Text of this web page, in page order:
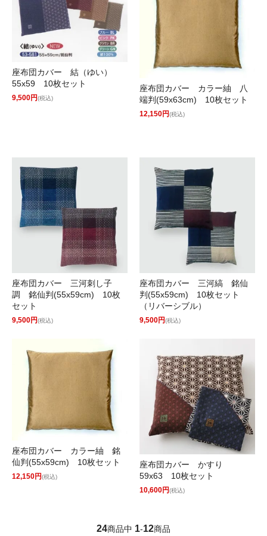
座布団カバー 結（ゆい）
55x59 10枚セット
9,500円(税込)
座布団カバー カラー紬 八
端判(59x63cm) 10枚セット
12,150円(税込)
座布団カバー 三河刺し子
調 銘仙判(55x59cm) 10枚
セット
9,500円(税込)
座布団カバー 三河縞 銘仙
判(55x59cm) 10枚セット
（リバーシブル）
9,500円(税込)
座布団カバー カラー紬 銘
仙判(55x59cm) 10枚セット
12,150円(税込)
座布団カバー かすり
59x63 10枚セット
10,600円(税込)
24商品中 1-12商品